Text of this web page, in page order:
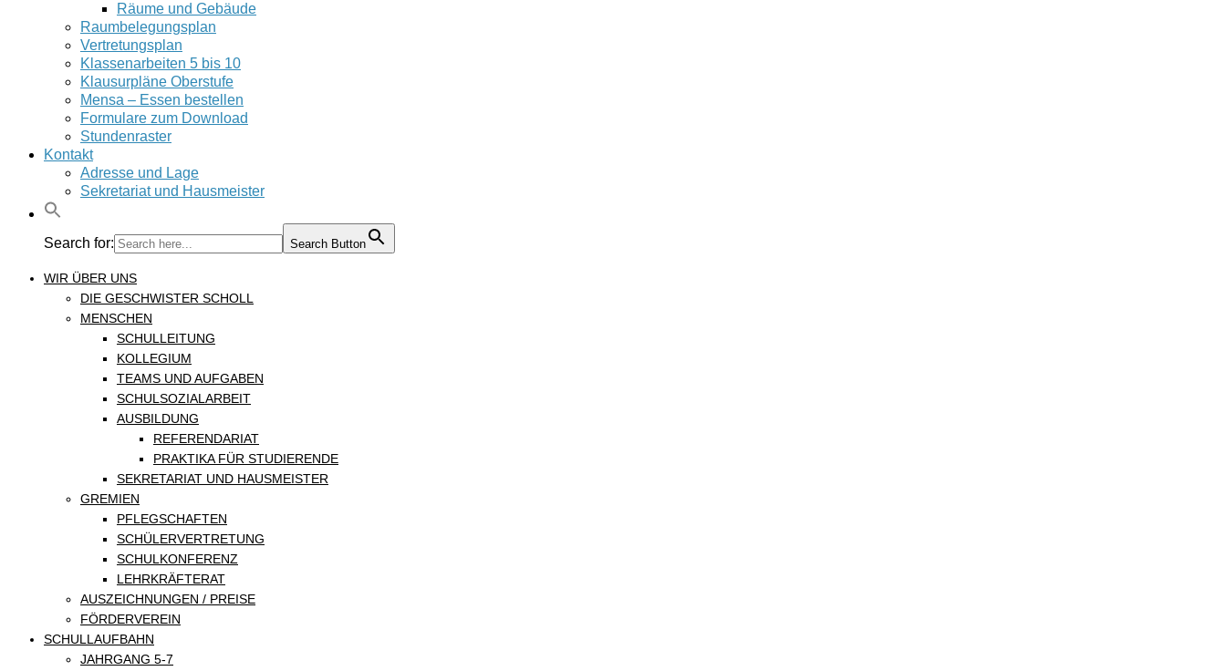
Räume und Gebäude
Raumbelegungsplan
Vertretungsplan
Klassenarbeiten 5 bis 10
Klausurpläne Oberstufe
Mensa – Essen bestellen
Formulare zum Download
Stundenraster
Kontakt
Adresse und Lage
Sekretariat und Hausmeister
Search for: Search Button
WIR ÜBER UNS
DIE GESCHWISTER SCHOLL
MENSCHEN
SCHULLEITUNG
KOLLEGIUM
TEAMS UND AUFGABEN
SCHULSOZIALARBEIT
AUSBILDUNG
REFERENDARIAT
PRAKTIKA FÜR STUDIERENDE
SEKRETARIAT UND HAUSMEISTER
GREMIEN
PFLEGSCHAFTEN
SCHÜLERVERTRETUNG
SCHULKONFERENZ
LEHRKRÄFTERAT
AUSZEICHNUNGEN / PREISE
FÖRDERVEREIN
SCHULLAUFBAHN
JAHRGANG 5-7